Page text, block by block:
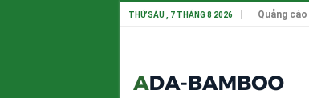
THỨ SÁU , 7 THÁNG 8 2026 Quảng cáo